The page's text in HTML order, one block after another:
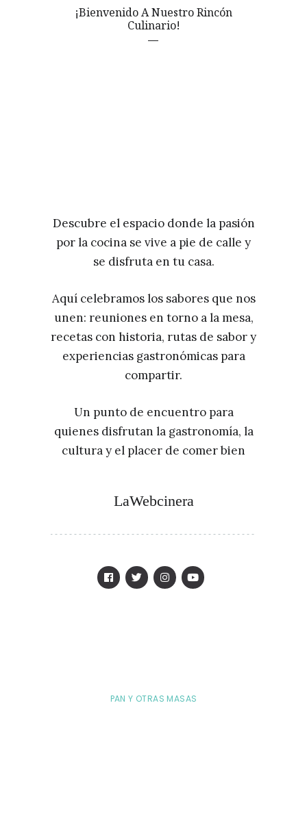
¡Bienvenido A Nuestro Rincón
Culinario!
Descubre el espacio donde la pasión
por la cocina se vive a pie de calle y
se disfruta en tu casa.
Aquí celebramos los sabores que nos
unen: reuniones en torno a la mesa,
recetas con historia, rutas de sabor y
experiencias gastronómicas para
compartir.
Un punto de encuentro para
quienes disfrutan la gastronomía, la
cultura y el placer de comer bien
LaWebcinera
PAN Y OTRAS MASAS